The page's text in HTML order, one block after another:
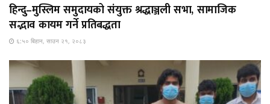
हिन्दु–मुस्लिम समुदायको संयुक्त श्रद्धाञ्जली सभा, सामाजिक
सद्भाव कायम गर्ने प्रतिबद्धता
६:५० बिहान, साउन २१, २०८३